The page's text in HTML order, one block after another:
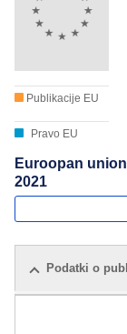
Publikacije EU
Pravo EU
Euroopan
2021
Podatki o